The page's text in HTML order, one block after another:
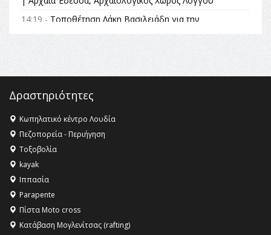
14:19 - Τοποθέτηση Λάκη Βασιλειάδη για την
Αναθεώρηση του Συντάγματος: «Σε τέτοιες κορυφαίες
θεσμικές διαδικασίες υπάρχει μόνο η ευθύνη απέναντι
στις επόμενες γενιές»
16:35 -Το πρόγραμμα του ΠΑΟΚ στον δεύτερο γύρο του
16:27 - Όλυμπος: Εντάχθηκε στον Κατάλογο Παγκόσμιας
Κληρονομιάς της UNESCO – Ομόφωνη η απόφαση Ο
Όλυμπος αναγνωρίστηκε ως φυσικό και πολιτιστικό
αγαθό εξέχουσας οικουμενικής αξίας για την
ανθρωπότητα
16:18 -
ΣΤΗΝ ΕΔΕΣΣΑ
Δραστηριότητες
Κωπηλατικό κέντρο Λουδία
Πεζοπορεία - Περιήγηση
Τοξοβολία
kayak
Ιππασία
Parapente
Πίστα Moto cross
Κατάβαση Μογλενίτσας (rafting)